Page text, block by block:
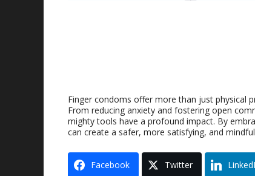
Finger condoms offer more than just physical
From reducing anxiety and fostering open
mighty tools have a profound impact. By
can create a safer, more satisfying, and
Facebook Twitter